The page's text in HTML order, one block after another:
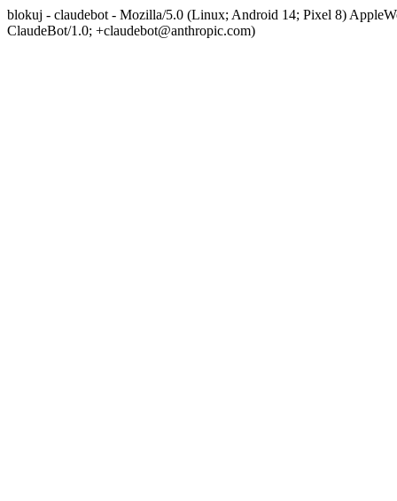
blokuj - claudebot - Mozilla/5.0 (Linux; Android 14; Pixel 8)
ClaudeBot/1.0; +claudebot@anthropic.com)